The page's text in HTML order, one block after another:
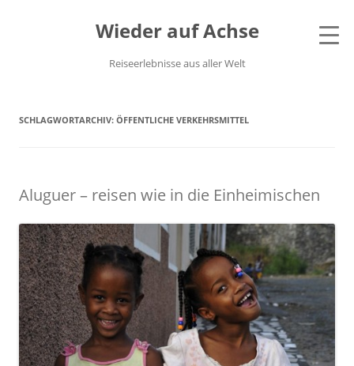
Wieder auf Achse
Reiseerlebnisse aus aller Welt
SCHLAGWORTARCHIV: ÖFFENTLICHE VERKEHRSMITTEL
Aluguer – reisen wie in die Einheimischen